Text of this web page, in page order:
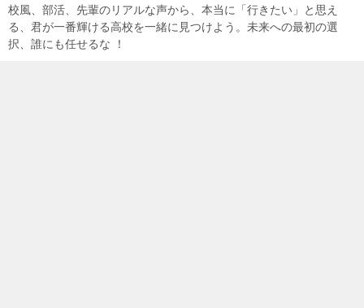
校風、部活、先輩のリアルな声から、本当に「行きたい」と思え
る、君が一番輝ける高校を一緒に見つけよう。未来への最初の選
択、誰にも任せるな ！